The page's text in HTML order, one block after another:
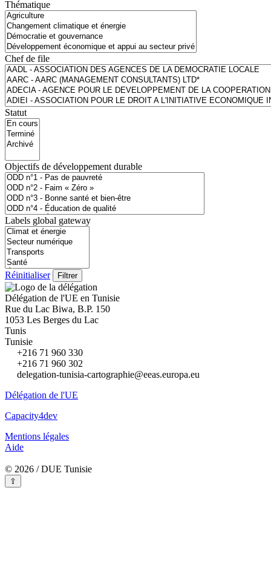
Thématique
Chef de file
Statut
Objectifs de développement durable
Labels global gateway
Réinitialiser
Délégation de l'UE en Tunisie
Rue du Lac Biwa, B.P. 150
1053 Les Berges du Lac
Tunis
Tunisie
+216 71 960 330
+216 71 960 302
delegation-tunisia-cartographie@eeas.europa.eu
Délégation de l'UE
Capacity4dev
Mentions légales
Aide
© 2026 / DUE Tunisie
⇪